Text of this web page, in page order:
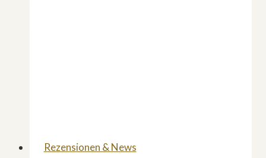
Rezensionen & News